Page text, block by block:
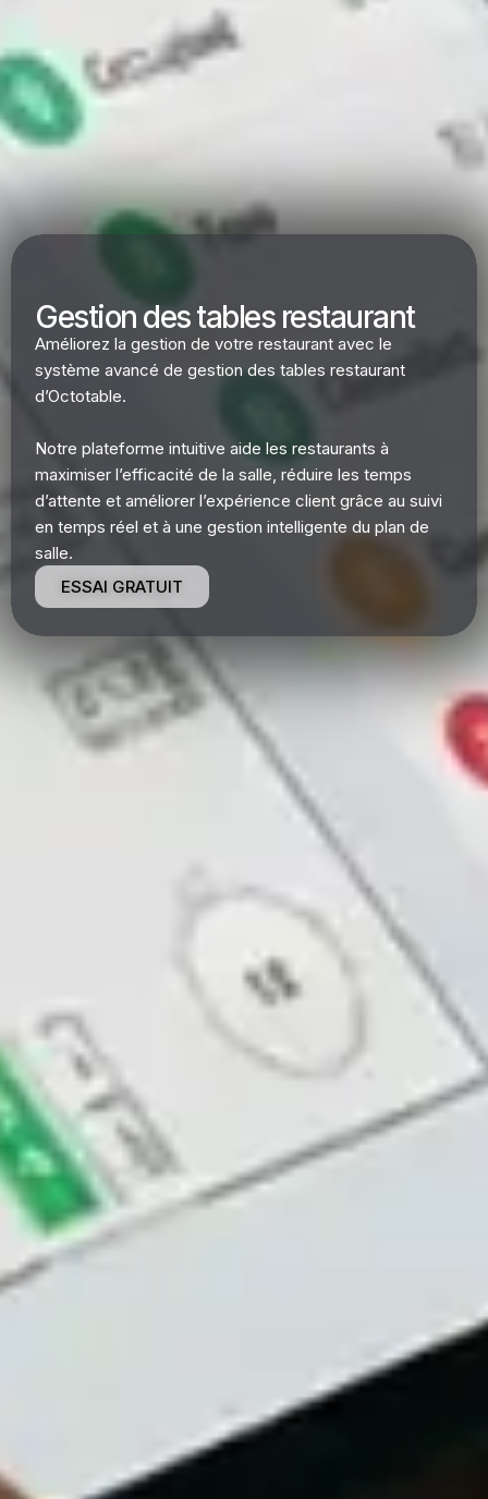
Gestion des tables restaurant
Améliorez la gestion de votre restaurant avec le
système avancé de gestion des tables restaurant
d’Octotable.
Notre plateforme intuitive aide les restaurants à
maximiser l’efficacité de la salle, réduire les temps
d’attente et améliorer l’expérience client grâce au suivi
en temps réel et à une gestion intelligente du plan de
salle.
ESSAI GRATUIT